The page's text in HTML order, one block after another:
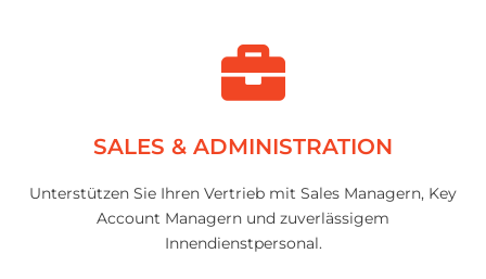
SALES & ADMINISTRATION
Unterstützen Sie Ihren Vertrieb mit Sales Managern, Key
Account Managern und zuverlässigem
Innendienstpersonal.